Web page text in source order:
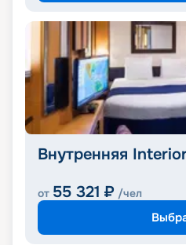
Внутренняя
от 55 321 ₽ /чел